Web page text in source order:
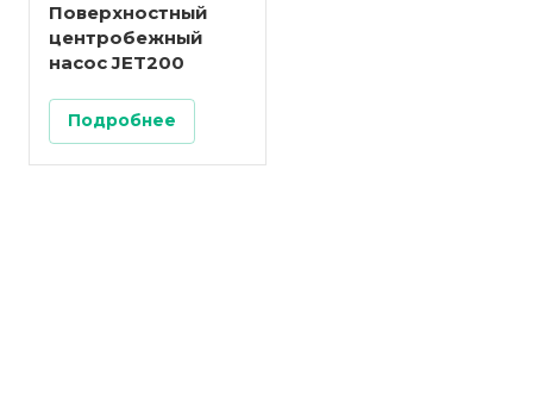
Поверхностный
центробежный
насос JET200
Подробнее